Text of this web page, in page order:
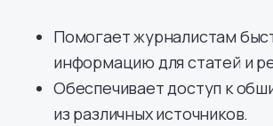
Помогает журналистам
информацию для статей и
Обеспечивает доступ к
из различных источников.